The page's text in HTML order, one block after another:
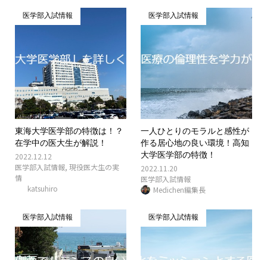
医学部入試情報
東海大学医学部の特徴は！？
在学中の医大生が解説！
2022.12.12
医学部入試情報, 現役医大生の実
情
katsuhiro
医学部入試情報
一人ひとりのモラルと感性が
作る居心地の良い環境！高知
大学医学部の特徴！
2022.11.20
医学部入試情報
Medichen編集長
医学部入試情報 医学部入試情報